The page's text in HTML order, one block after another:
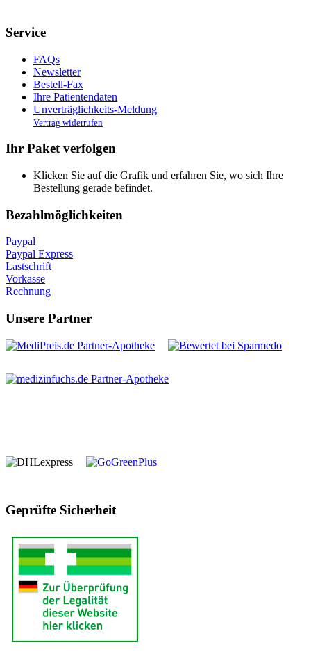
Service
FAQs
Newsletter
Bestell-Fax
Ihre Patientendaten
Unverträglichkeits-Meldung
Vertrag widerrufen
Ihr Paket verfolgen
Klicken Sie auf die Grafik und erfahren Sie, wo sich Ihre
Bestellung gerade befindet.
Bezahlmöglichkeiten
Paypal
Paypal Express
Lastschrift
Vorkasse
Rechnung
Unsere Partner
Geprüfte Sicherheit